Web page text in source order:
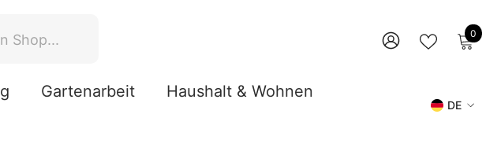
00
Gartenarbeit
Haushalt & Wohnen
DE